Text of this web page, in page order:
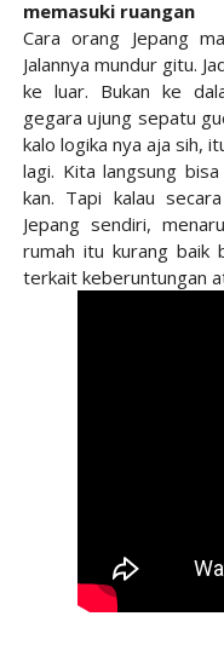
memasuki ruangan
Cara orang Jepang
Jalannya mundur gitu.
ke luar. Bukan ke
gegara ujung sepatu
kalo logika nya aja sih,
lagi. Kita langsung
kan. Tapi kalau
Jepang sendiri,
rumah itu kurang baik
terkait keberuntungan